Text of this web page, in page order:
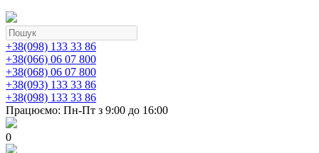
+38(098) 133 33 86
+38(066) 06 07 800
+38(068) 06 07 800
+38(093) 133 33 86
+38(098) 133 33 86
Працюємо: Пн-Пт з 9:00 до 16:00
0